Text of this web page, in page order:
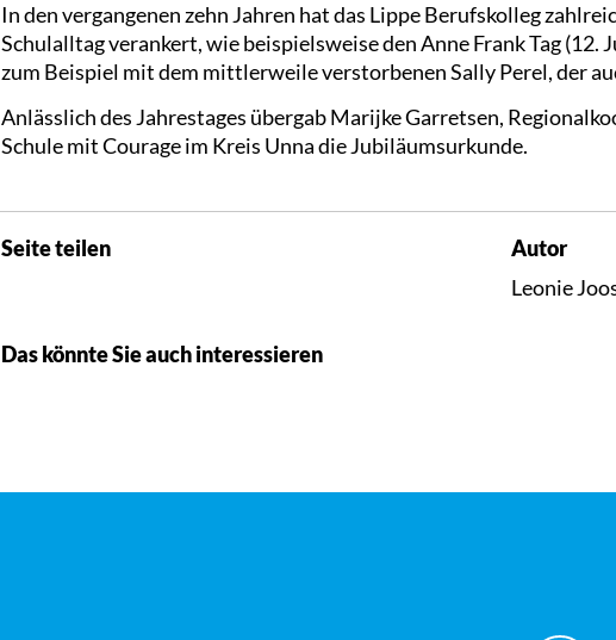
In den vergangenen zehn Jahren hat das Lippe Berufskolleg
Schulalltag verankert, wie beispielsweise den Anne Frank Tag (12.
zum Beispiel mit dem mittlerweile verstorbenen Sally Perel, der
Anlässlich des Jahrestages übergab Marijke Garretsen,
Schule mit Courage im Kreis Unna die Jubiläumsurkunde.
Seite teilen
Autor
Leonie
Das könnte Sie auch interessieren